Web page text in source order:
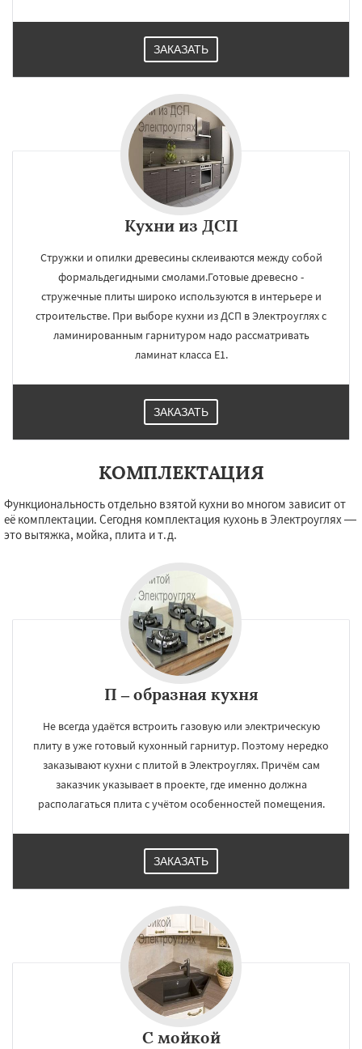
Лесной Городок Лопатино Лотошино
Менделеевск Михнево
Некрасовское
Правдинский
Решетниково Родники Свердловск
ЗАКАЗАТЬ
Кухни из ДСП
Стружки и опилки древесины склеиваются между собой
формальдегидными смолами.Готовые древесно -
стружечные плиты широко используются в интерьере и
строительстве. При выборе кухни из ДСП в Электроуглях с
ламинированным гарнитуром надо рассматривать
ламинат класса Е1.
ЗАКАЗАТЬ
КОМПЛЕКТАЦИЯ
Функциональность отдельно взятой кухни во многом зависит от
её комплектации. Сегодня комплектация кухонь в Электроуглях —
это вытяжка, мойка, плита и т.д.
П – образная кухня
Не всегда удаётся встроить газовую или электрическую
плиту в уже готовый кухонный гарнитур. Поэтому нередко
заказывают кухни с плитой в Электроуглях. Причём сам
заказчик указывает в проекте, где именно должна
располагаться плита с учётом особенностей помещения.
ЗАКАЗАТЬ
С мойкой